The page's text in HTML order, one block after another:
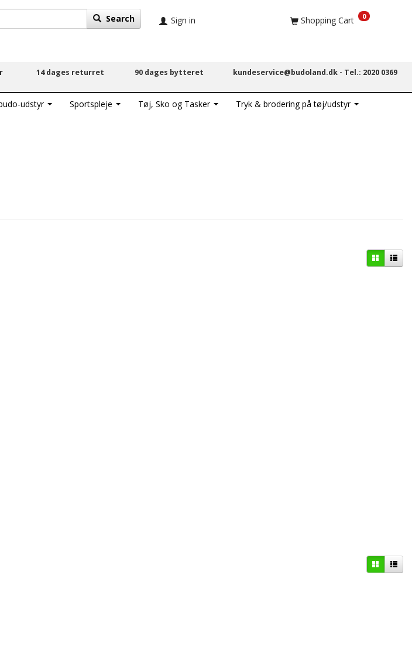
Search Sign in Shopping Cart 0
14 dages returret 90 dages bytteret kundeservice@budoland.dk - Tel.: 2020 0369
udstyr Sportspleje Tøj, Sko og Tasker
Tryk & brodering på tøj/udstyr